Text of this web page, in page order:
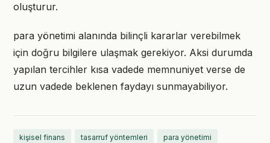
oluşturur.
para yönetimi alanında bilinçli kararlar verebilmek
için doğru bilgilere ulaşmak gerekiyor. Aksi durumda
yapılan tercihler kısa vadede memnuniyet verse de
uzun vadede beklenen faydayı sunmayabiliyor.
kişisel finans tasarruf yöntemleri para yönetimi